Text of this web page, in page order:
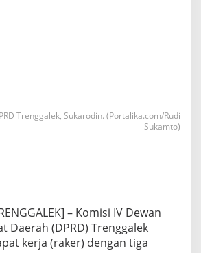
Trenggalek, Sukarodin. (Portalika.com/Rudi
Sukamto)
– Komisi IV Dewan
Daerah (DPRD) Trenggalek
kerja (raker) dengan tiga